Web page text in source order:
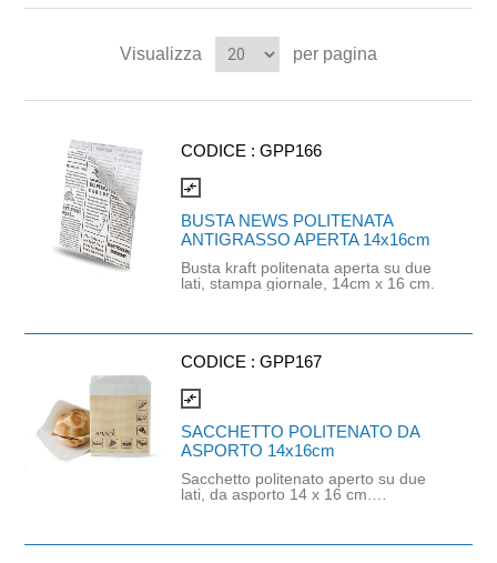
Visualizza per pagina
CODICE :GPP166
compare_arrows
BUSTA NEWS POLITENATA
ANTIGRASSO APERTA 14x16cm
Busta kraft politenata aperta su due
lati, stampa giornale, 14cm x 16 cm.
CODICE :GPP167
compare_arrows
SACCHETTO POLITENATO DA
ASPORTO 14x16cm
Sacchetto politenato aperto su due
lati, da asporto 14 x 16 cm.